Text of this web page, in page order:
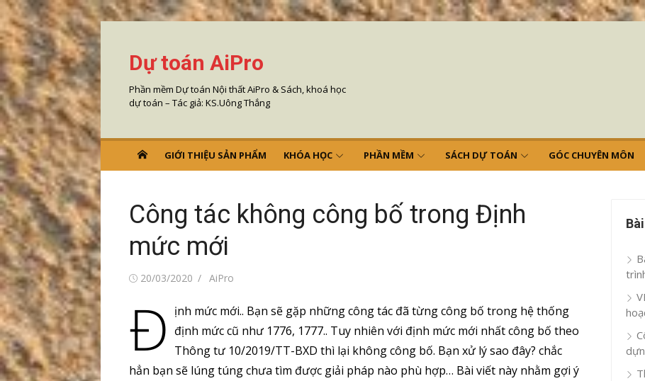
Chuyển
tới
nội
dung
Dự toán AiPro
Phần mềm Dự toán Nội thất AiPro & Sách, khoá học
dự toán – Tác giả: KS.Uông Thắng
GIỚI THIỆU SẢN PHẨM KHÓA HỌC PHẦN MỀM SÁCH DỰ TOÁN GÓC CHUYÊN MÔN
Công tác không công bố trong Định
mức mới
Đăng20/03/2020
Tác
AiPro
Đ ịnh mức mới.. Bạn sẽ gặp những công tác đã từng công bố trong hệ thống
định mức cũ như 1776, 1777.. Tuy nhiên với định mức mới nhất công bố theo
Thông tư 10/2019/TT-BXD thì lại không công bố. Bạn xử lý sao đây? chắc
hẳn bạn sẽ lúng túng chưa tìm được giải pháp nào phù hợp… Bài viết này nhằm gợi ý